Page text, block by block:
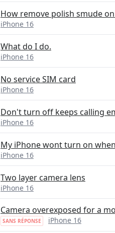
How remove polish smude
iPhone 16
What do I do.
iPhone 16
No service SIM card
iPhone 16
Don't turn off keeps calling
iPhone 16
My iPhone wont turn on
iPhone 16
Two layer camera lens
iPhone 16
Camera overexposed for a
SANS RÉPONSE iPhone 16